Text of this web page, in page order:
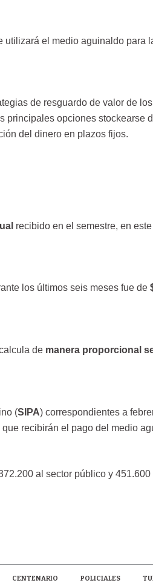
utilizará el medio aguinaldo para
de resguardo de valor de
principales opciones stockearse
del dinero en plazos fijos.
recibido en el semestre, en este
los últimos seis meses fue de
demanera proporcional
(SIPA) correspondientes a
recibirán el pago del medio
al sector público y 451.600
CENTENARIO POLICIALES